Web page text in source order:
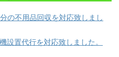
の不用品回収を対応致しまし
設置代行を対応致しました。